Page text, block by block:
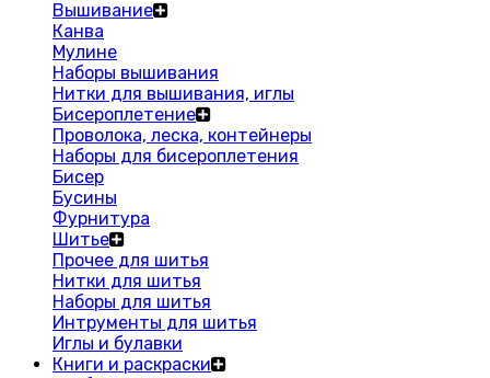
Вышивание
Канва
Мулине
Наборы вышивания
Нитки для вышивания, иглы
Бисероплетение
Проволока, леска, контейнеры
Наборы для бисероплетения
Бисер
Бусины
Фурнитура
Шитье
Прочее для шитья
Нитки для шитья
Наборы для шитья
Интрументы для шитья
Иглы и булавки
Книги и раскраски